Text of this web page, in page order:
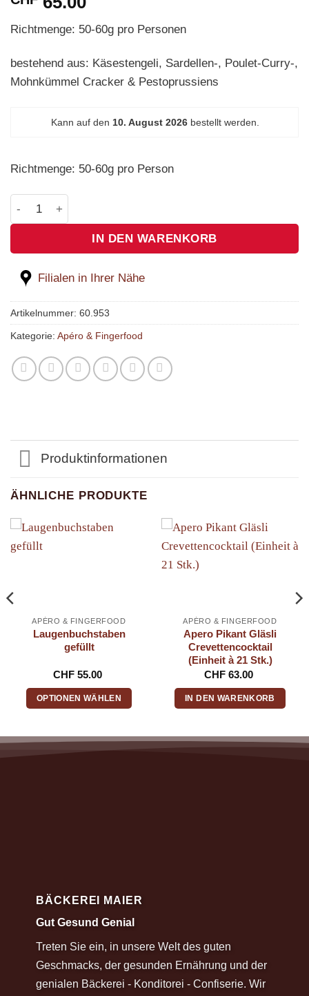
Richtmenge: 50-60g pro Personen
bestehend aus: Käsestengeli, Sardellen-, Poulet-Curry-,
Mohnkümmel Cracker & Pestoprussiens
Kann auf den 10. August 2026 bestellt werden.
Richtmenge: 50-60g pro Person
Apérogebäck kg Menge
IN DEN WARENKORB
Filialen in Ihrer Nähe
Artikelnummer: 60.953
Kategorie: Apéro & Fingerfood
Produktinformationen
ÄHNLICHE PRODUKTE
APÉRO & FINGERFOOD
Laugenbuchstaben
gefüllt
CHF 55.00
OPTIONEN WÄHLEN
APÉRO & FINGERFOOD
Apero Pikant Gläsli
Crevettencocktail
(Einheit à 21 Stk.)
CHF 63.00
IN DEN WARENKORB
BÄCKEREI MAIER
Gut Gesund Genial
Treten Sie ein, in unsere Welt des guten
Geschmacks, der gesunden Ernährung und der
genialen Bäckerei - Konditorei - Confiserie. Wir